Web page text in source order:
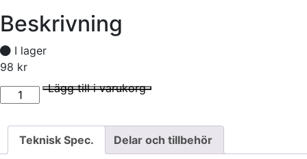
Beskrivning
I lager
98 kr
I lager
Hasplåtar Slash mängd Lägg till i varukorg
Teknisk Spec. Delar och tillbehör